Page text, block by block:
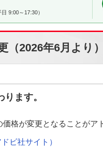
日 9:00～17:30）
2026年6月より）
ます。
格が変更となることがア
ビ社サイト）